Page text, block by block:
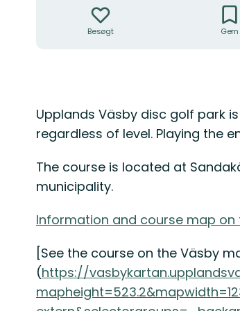
Besøgt Gem
Beskrivelse
Upplands Väsby disc golf park
regardless of level. Playing the
The course is located at
municipality.
Information and course map on
[See the course on the Väsby
(https://